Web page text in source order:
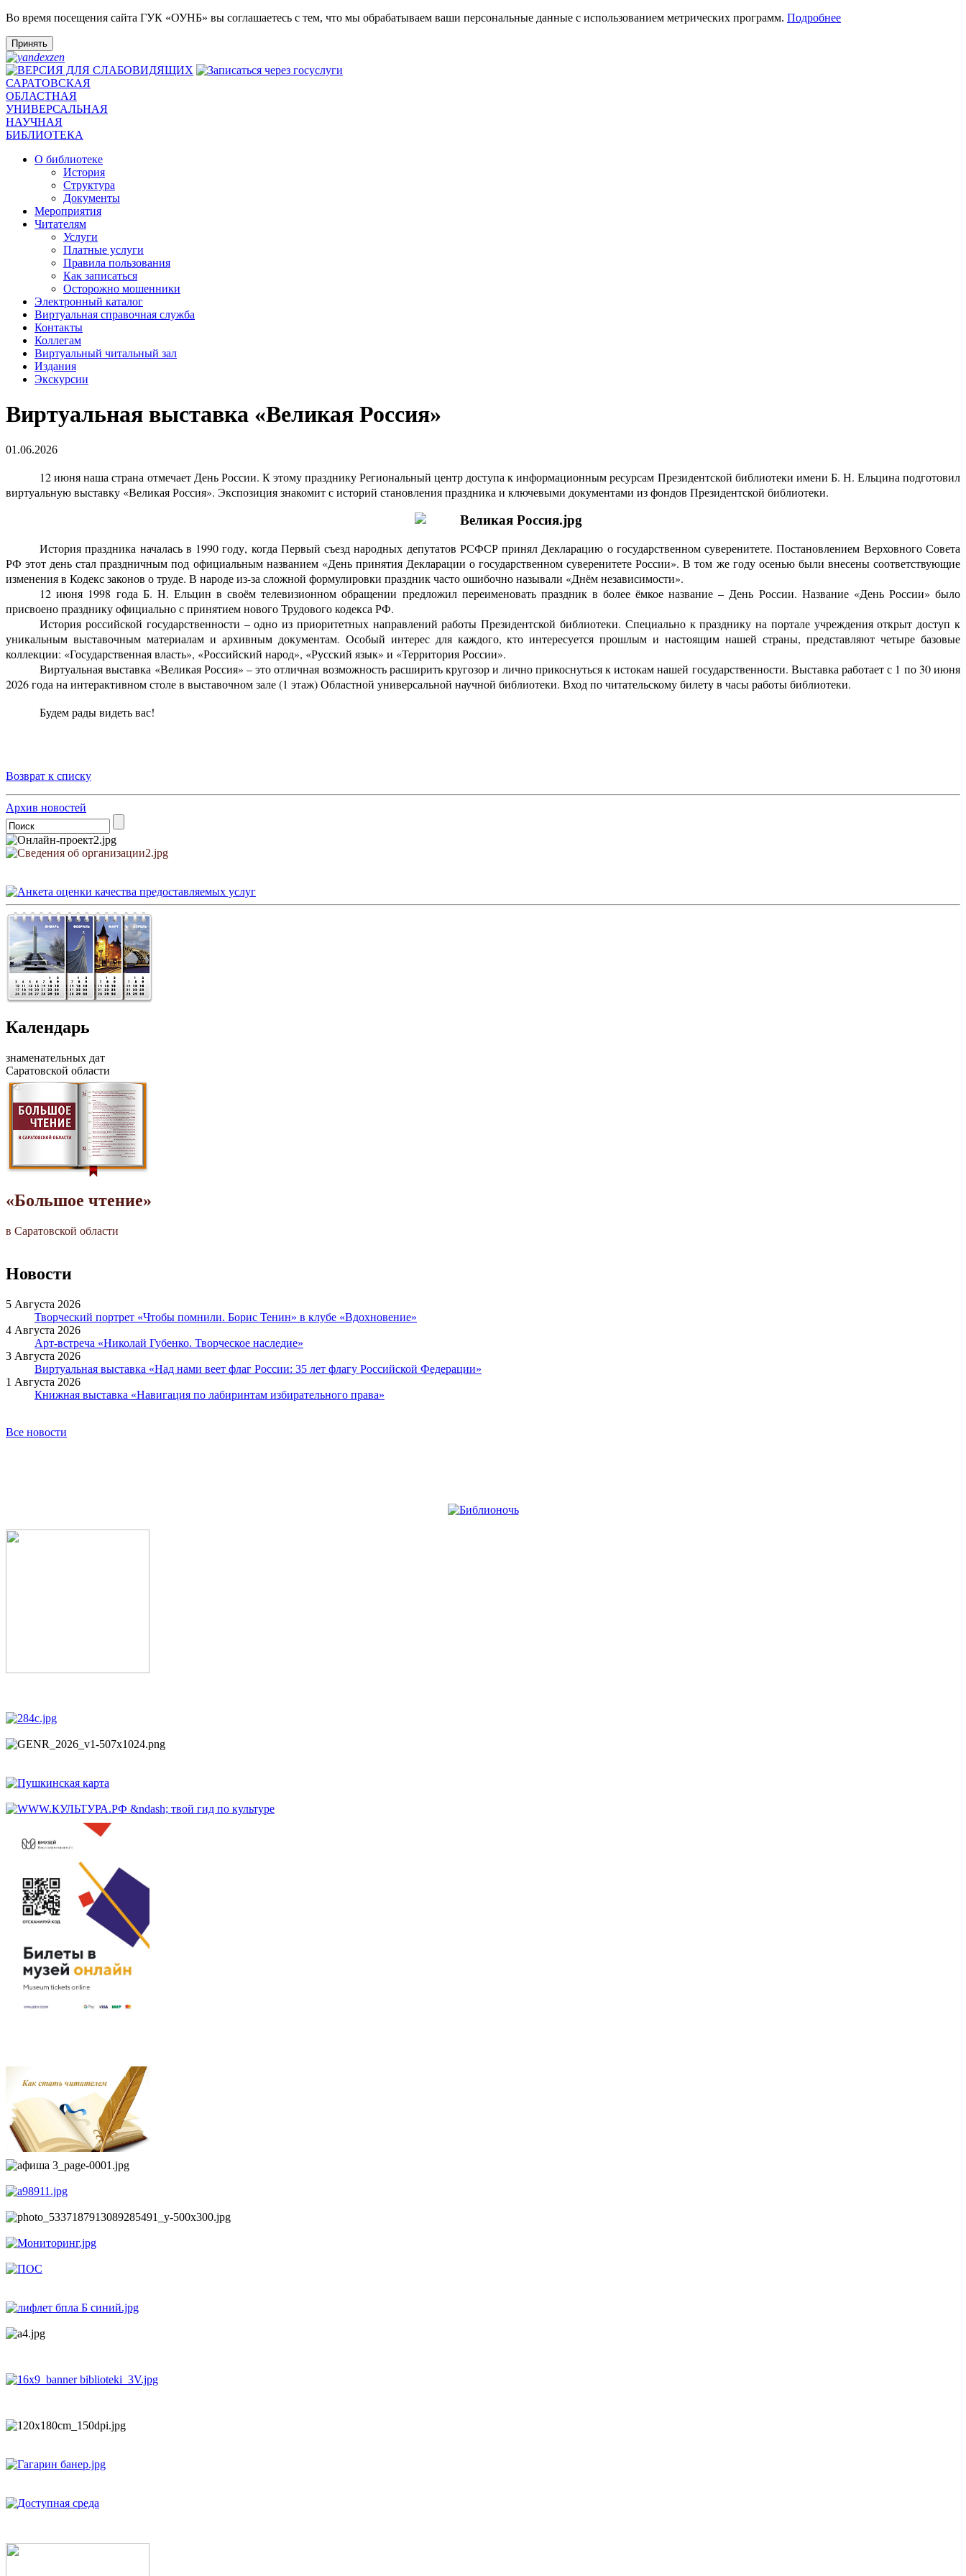
Во время посещения сайта ГУК «ОУНБ» вы соглашаетесь с тем, что мы обрабатываем ваши персональные данные с использованием метрических программ. Подробнее
Принять
САРАТОВСКАЯ
ОБЛАСТНАЯ
УНИВЕРСАЛЬНАЯ
НАУЧНАЯ
БИБЛИОТЕКА
О библиотеке
История
Структура
Документы
Мероприятия
Читателям
Услуги
Платные услуги
Правила пользования
Как записаться
Осторожно мошенники
Электронный каталог
Виртуальная справочная служба
Контакты
Коллегам
Виртуальный читальный зал
Издания
Экскурсии
Виртуальная выставка «Великая Россия»
01.06.2026
12 июня наша страна отмечает День России. К этому празднику Региональный центр доступа к информационным ресурсам Президентской библиотеки имени Б. Н. Ельцина подготовил
виртуальную выставку «Великая Россия». Экспозиция знакомит с историй становления праздника и ключевыми документами из фондов Президентской библиотеки.
История праздника началась в 1990 году, когда Первый съезд народных депутатов РСФСР принял Декларацию о государственном суверенитете. Постановлением Верховного Совета
РФ этот день стал праздничным под официальным названием «День принятия Декларации о государственном суверенитете России». В том же году осенью были внесены соответствующие
изменения в Кодекс законов о труде. В народе из-за сложной формулировки праздник часто ошибочно называли «Днём независимости».
12 июня 1998 года Б. Н. Ельцин в своём телевизионном обращении предложил переименовать праздник в более ёмкое название – День России. Название «День России» было
присвоено празднику официально с принятием нового Трудового кодекса РФ.
История российской государственности – одно из приоритетных направлений работы Президентской библиотеки. Специально к празднику на портале учреждения открыт доступ к
уникальным выставочным материалам и архивным документам. Особый интерес для каждого, кто интересуется прошлым и настоящим нашей страны, представляют четыре базовые
коллекции: «Государственная власть», «Российский народ», «Русский язык» и «Территория России».
Виртуальная выставка «Великая Россия» – это отличная возможность расширить кругозор и лично прикоснуться к истокам нашей государственности. Выставка работает с 1 по 30 июня
2026 года на интерактивном столе в выставочном зале (1 этаж) Областной универсальной научной библиотеки. Вход по читательскому билету в часы работы библиотеки.
Будем рады видеть вас!
Возврат к списку
Архив новостей
Календарь
знаменательных дат
Саратовской области
«Большое чтение»
в Саратовской области
Новости
5 Августа 2026
Творческий портрет «Чтобы помнили. Борис Тенин» в клубе «Вдохновение»
4 Августа 2026
Арт-встреча «Николай Губенко. Творческое наследие»
3 Августа 2026
Виртуальная выставка «Над нами веет флаг России: 35 лет флагу Российской Федерации»
1 Августа 2026
Книжная выставка «Навигация по лабиринтам избирательного права»
Все новости